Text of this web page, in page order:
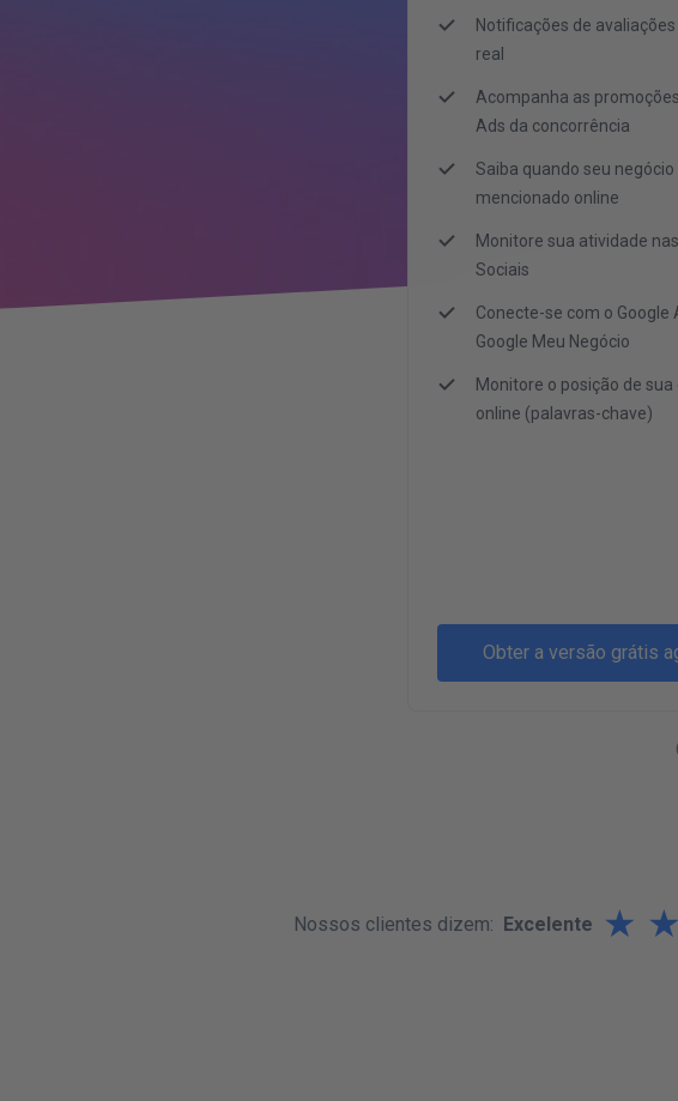
Notificações de
real
Acompanha as
Ads da concorrência
Saiba quando seu negócio
mencionado online
Monitore sua atividade
Sociais
Conecte-se com o Google
Google Meu Negócio
Monitore o posição de
online (palavras-chave)
Obter a versão grátis
Nossos clientes dizem: Excelente ★ ★